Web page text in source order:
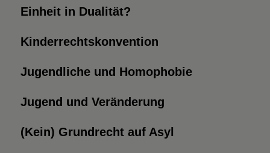
Einheit in Dualität?
Kinderrechtskonvention
Jugendliche und Homophobie
Jugend und Veränderung
(Kein) Grundrecht auf Asyl